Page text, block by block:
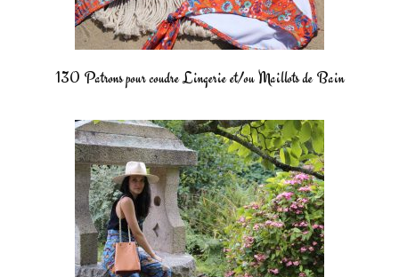
130 Patrons pour coudre Lingerie et/ou Maillots de Bain